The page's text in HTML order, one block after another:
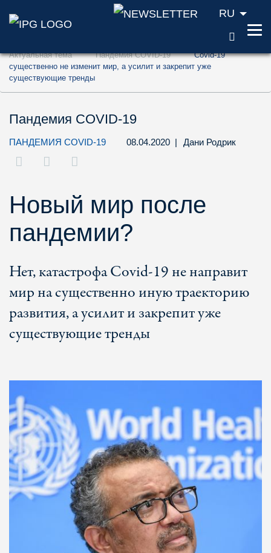
Перейти к содержанию (ключ доступа
Перейти к поиску (ключ доступа '2')
Перейти к навигации (ключ доступа '3')
RU
Актуальная тема Пандемия COVID-19
Covid-19
существенно не изменит мир, а усилит и закрепит уже
существующие тренды
Пандемия COVID-19
ПАНДЕМИЯ COVID-19 08.04.2020 | Дани Родрик
Новый мир после
пандемии?
Нет, катастрофа Covid-19 не направит
мир на существенно иную траекторию
развития, а усилит и закрепит уже
существующие тренды